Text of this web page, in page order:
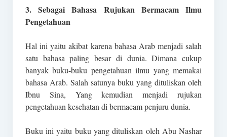
3. Sebagai Bahasa Rujukan Bermacam Ilmu
Pengetahuan
Hal ini yaitu akibat karena bahasa Arab menjadi salah
satu bahasa paling besar di dunia. Dimana cukup
banyak buku-buku pengetahuan ilmu yang memakai
bahasa Arab. Salah satunya buku yang dituliskan oleh
Ibnu Sina, Yang kemudian menjadi rujukan
pengetahuan kesehatan di bermacam penjuru dunia.
Buku ini yaitu buku yang dituliskan oleh Abu Nashar